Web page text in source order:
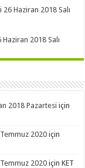
Haziran 2018 Salı
2018 Salı
2018 Pazartesi için
2020 için
2020 içinKET